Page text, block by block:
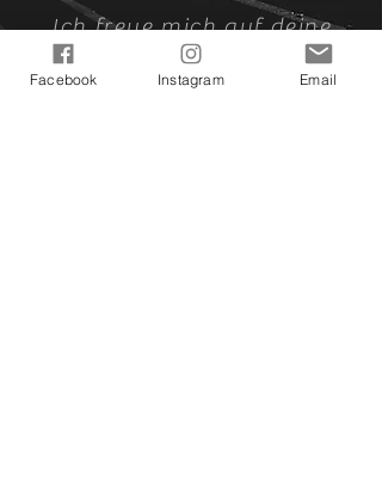
Ich freue mich auf deine
Kontaktaufnahme!
Facebook Instagram Email